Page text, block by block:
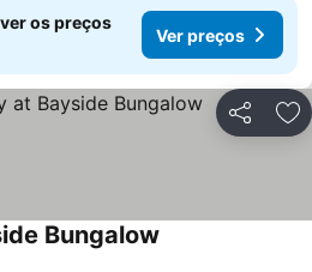
os preços
Ver preços
Partilhar
Bungalow